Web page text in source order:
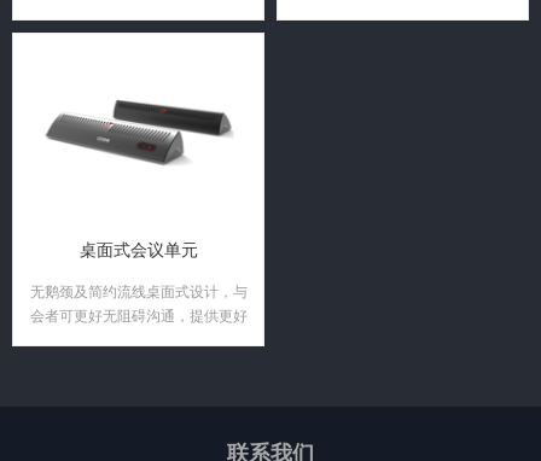
桌面式会议单元
无鹅颈及简约流线桌面式设计，与
会者可更好无阻碍沟通，提供更好
联系我们